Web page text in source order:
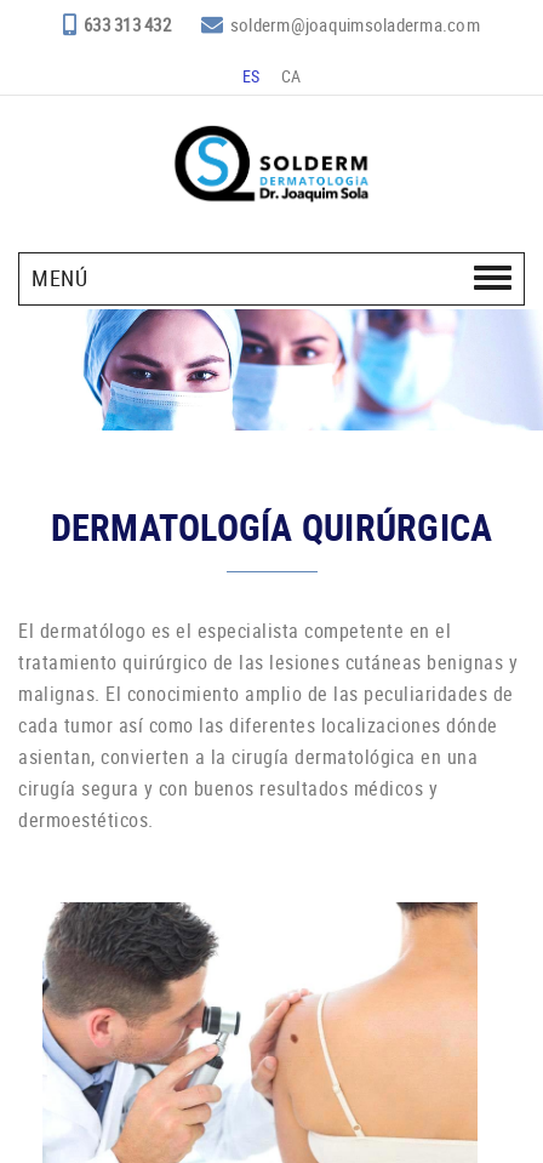
633 313 432 solderm@joaquimsoladerma.com
ES CA
MENÚ
DERMATOLOGÍA QUIRÚRGICA
El dermatólogo es el especialista competente en el
tratamiento quirúrgico de las lesiones cutáneas benignas y
malignas. El conocimiento amplio de las peculiaridades de
cada tumor así como las diferentes localizaciones dónde
asientan, convierten a la cirugía dermatológica en una
cirugía segura y con buenos resultados médicos y
dermoestéticos.